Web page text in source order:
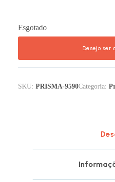
Esgotado
SKU: PRISMA-9590Categoria: